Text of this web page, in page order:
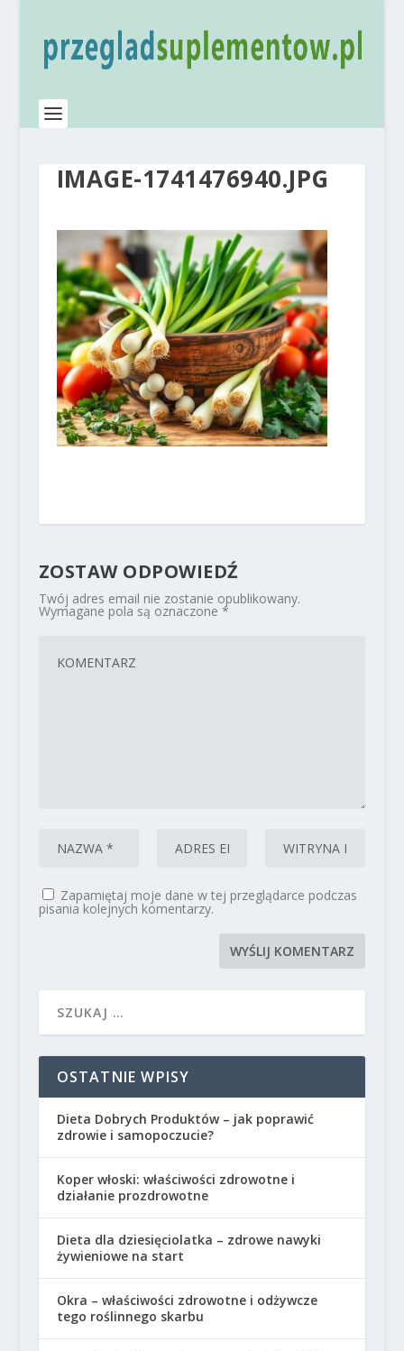
IMAGE-1741476940.JPG
ZOSTAW ODPOWIEDŹ
Twój adres email nie zostanie opublikowany.
Wymagane pola są oznaczone *
Zapamiętaj moje dane w tej przeglądarce podczas
pisania kolejnych komentarzy.
OSTATNIE WPISY
Dieta Dobrych Produktów – jak poprawić
zdrowie i samopoczucie?
Koper włoski: właściwości zdrowotne i
działanie prozdrowotne
Dieta dla dziesięciolatka – zdrowe nawyki
żywieniowe na start
Okra – właściwości zdrowotne i odżywcze
tego roślinnego skarbu